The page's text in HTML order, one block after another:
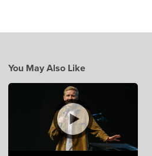
You May Also Like